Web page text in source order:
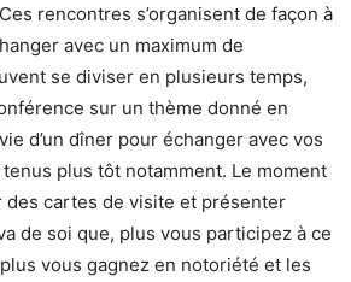
rencontres s’organisent de façon à
avec un maximum de
se diviser en plusieurs temps,
sur un thème donné en
d’un dîner pour échanger avec vos
plus tôt notamment. Le moment
cartes de visite et présenter
de soi que, plus vous participez à ce
vous gagnez en notoriété et les